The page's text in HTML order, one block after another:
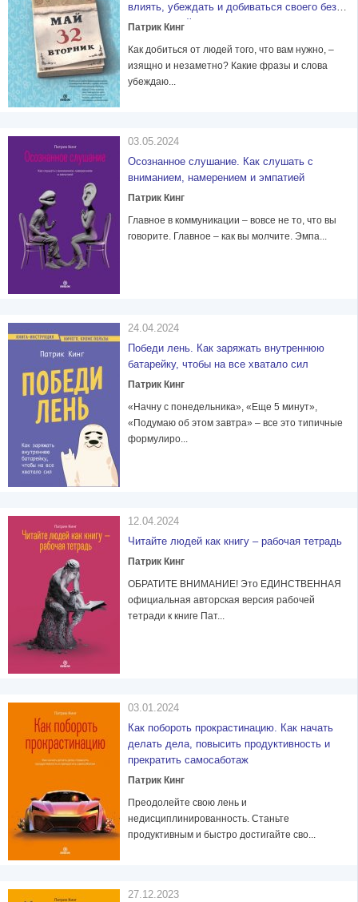
влиять, убеждать и добиваться своего без
манипуляций
Патрик Кинг
Как добиться от людей того, что вам нужно, –
изящно и незаметно? Какие фразы и слова
убеждаю...
03.05.2024
Осознанное слушание. Как слушать с
вниманием, намерением и эмпатией
Патрик Кинг
Главное в коммуникации – вовсе не то, что вы
говорите. Главное – как вы молчите. Эмпа...
24.04.2024
Победи лень. Как заряжать внутреннюю
батарейку, чтобы на все хватало сил
Патрик Кинг
«Начну с понедельника», «Еще 5 минут»,
«Подумаю об этом завтра» – все это типичные
формулиро...
12.04.2024
Читайте людей как книгу – рабочая тетрадь
Патрик Кинг
ОБРАТИТЕ ВНИМАНИЕ! Это ЕДИНСТВЕННАЯ
официальная авторская версия рабочей
тетради к книге Пат...
03.01.2024
Как побороть прокрастинацию. Как начать
делать дела, повысить продуктивность и
прекратить самосаботаж
Патрик Кинг
Преодолейте свою лень и
недисциплинированность. Станьте
продуктивным и быстро достигайте сво...
27.12.2023